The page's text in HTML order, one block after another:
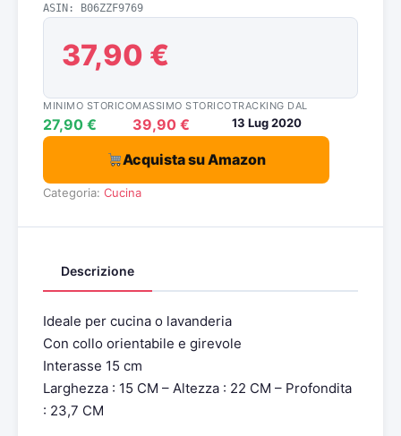
ASIN: B06ZZF9769
37,90 €
MINIMO STORICO
27,90 €
MASSIMO STORICO
39,90 €
TRACKING DAL
13 Lug 2020
Acquista su Amazon
Categoria: Cucina
Descrizione
Ideale per cucina o lavanderia
Con collo orientabile e girevole
Interasse 15 cm
Larghezza : 15 CM – Altezza : 22 CM – Profondita
: 23,7 CM